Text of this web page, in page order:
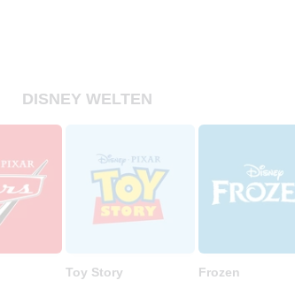
DISNEY WELTEN
Toy Story Frozen